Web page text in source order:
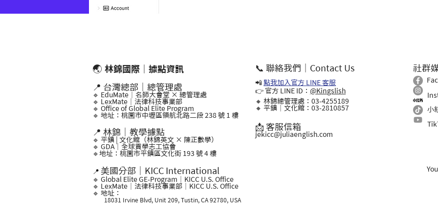
🌏 林錦國際｜據點資訊
📍 台灣總部｜總管理處
🔹 EduMate｜名師大會堂 × 總管理處
🔹 LexMate｜法律科技事業部
🔹 Office of Global Elite Program
🔹 地址：桃園市中壢區領航北路二段 238 號 1 樓
📍 林錦｜教學據點
🔹 平鎮 | 文化館（林錦英文 × 陳正數學）
🔹 GDA｜全球貢學志工協會
🔹地址：桃園市平鎮區文化街 193 號 4 樓
📍 美國分部｜KICC International
🔹 Global Elite GE-Program｜KICC U.S. Office
🔹 LexMate｜法律科技事業部｜KICC U.S. Office
🔹 地址：
18031 Irvine Blvd, Unit 209, Tustin, CA 92780, USA
📞 聯絡我們｜Contact Us
📲 點我加入官方 LINE 客服
👉 官方 LINE ID：@Kingslish
🔸 林錦總管理處：03-4255189
🔸 平鎮｜文化館：03-2810857
📩 客服信箱
jekicc@juliaenglish.com
社群
小